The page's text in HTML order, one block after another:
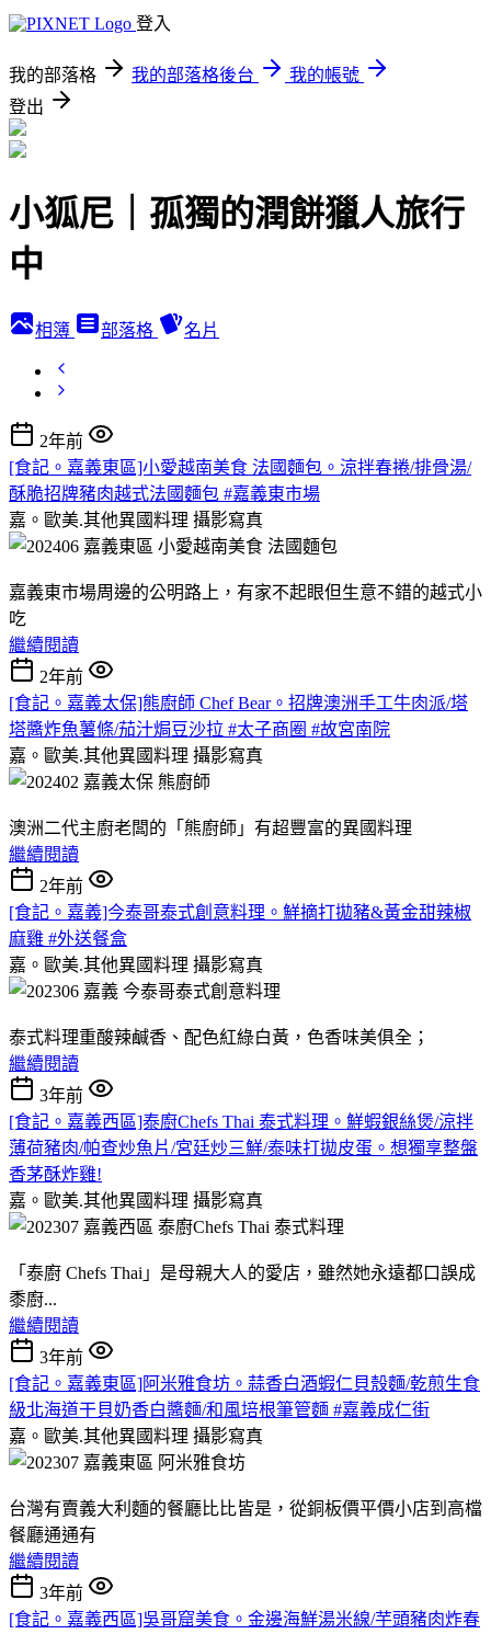
登入
我的部落格 我的部落格後台
我的帳號
登出
小狐尼｜孤獨的潤餅獵人旅行
中
相簿 部落格 名片
2年前
[食記。嘉義東區]小愛越南美食 法國麵包。涼拌春捲/排骨湯/
酥脆招牌豬肉越式法國麵包 #嘉義東市場
嘉。歐美.其他異國料理 攝影寫真
嘉義東市場周邊的公明路上，有家不起眼但生意不錯的越式小
吃
繼續閱讀
2年前
[食記。嘉義太保]熊廚師 Chef Bear。招牌澳洲手工牛肉派/塔
塔醬炸魚薯條/茄汁焗豆沙拉 #太子商圈 #故宮南院
嘉。歐美.其他異國料理 攝影寫真
澳洲二代主廚老闆的「熊廚師」有超豐富的異國料理
繼續閱讀
2年前
[食記。嘉義]今泰哥泰式創意料理。鮮摘打拋豬&黃金甜辣椒
麻雞 #外送餐盒
嘉。歐美.其他異國料理 攝影寫真
泰式料理重酸辣鹹香、配色紅綠白黃，色香味美俱全；
繼續閱讀
3年前
[食記。嘉義西區]泰廚Chefs Thai 泰式料理。鮮蝦銀絲煲/涼拌
薄荷豬肉/帕查炒魚片/宮廷炒三鮮/泰味打拋皮蛋。想獨享整盤
香茅酥炸雞!
嘉。歐美.其他異國料理 攝影寫真
「泰廚 Chefs Thai」是母親大人的愛店，雖然她永遠都口誤成
黍廚...
繼續閱讀
3年前
[食記。嘉義東區]阿米雅食坊。蒜香白酒蝦仁貝殼麵/乾煎生食
級北海道干貝奶香白醬麵/和風培根筆管麵 #嘉義成仁街
嘉。歐美.其他異國料理 攝影寫真
台灣有賣義大利麵的餐廳比比皆是，從銅板價平價小店到高檔
餐廳通通有
繼續閱讀
3年前
[食記。嘉義西區]吳哥窟美食。金邊海鮮湯米線/芋頭豬肉炸春